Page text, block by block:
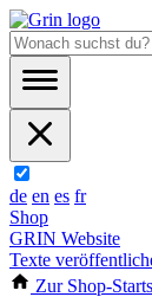
de en es fr
Shop
GRIN Website
Texte
Zur Shop-